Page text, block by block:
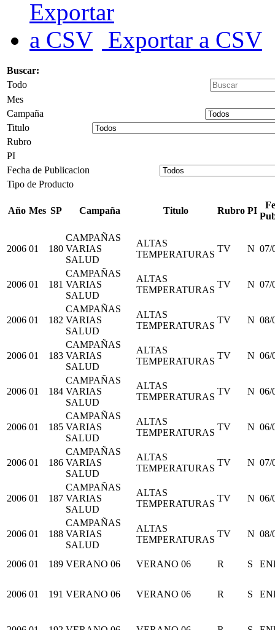
Exportar a CSV
Buscar:
Todo
Mes
Campaña
Titulo
Rubro
PI
Fecha de Publicacion
Tipo de Producto
Año Mes SP Campaña Titulo Rubro PI
2006 01 180
CAMPAÑAS
VARIAS
SALUD
ALTAS
TEMPERATURAS
TV N 07/
2006 01 181
CAMPAÑAS
VARIAS
SALUD
ALTAS
TEMPERATURAS
TV N 07/
2006 01 182
CAMPAÑAS
VARIAS
SALUD
ALTAS
TEMPERATURAS
TV N 08/
2006 01 183
CAMPAÑAS
VARIAS
SALUD
ALTAS
TEMPERATURAS
TV N 06/
2006 01 184
CAMPAÑAS
VARIAS
SALUD
ALTAS
TEMPERATURAS
TV N 06/
2006 01 185
CAMPAÑAS
VARIAS
SALUD
ALTAS
TEMPERATURAS
TV N 06/
2006 01 186
CAMPAÑAS
VARIAS
SALUD
ALTAS
TEMPERATURAS
TV N 07/
2006 01 187
CAMPAÑAS
VARIAS
SALUD
ALTAS
TEMPERATURAS
TV N 06/
2006 01 188
CAMPAÑAS
VARIAS
SALUD
ALTAS
TEMPERATURAS
TV N 08/
2006 01 189 VERANO 06 VERANO 06 R S
2006 01 191 VERANO 06 VERANO 06 R S